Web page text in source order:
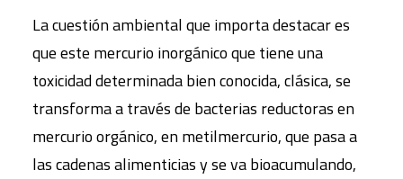
La cuestión ambiental que importa destacar es
que este mercurio inorgánico que tiene una
toxicidad determinada bien conocida, clásica, se
transforma a través de bacterias reductoras en
mercurio orgánico, en metilmercurio, que pasa a
las cadenas alimenticias y se va bioacumulando,